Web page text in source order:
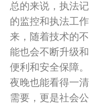
总的来说，执法
的监控和执法工
来，随着技术的
能也会不断升级
便利和安全保障
夜晚也能看得一
需要，更是社会